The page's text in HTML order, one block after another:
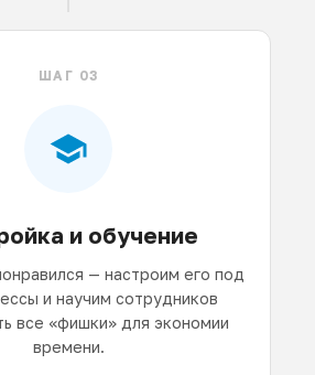
ШАГ 03
и обучение
— настроим его под
и научим сотрудников
все «фишки» для экономии
времени.